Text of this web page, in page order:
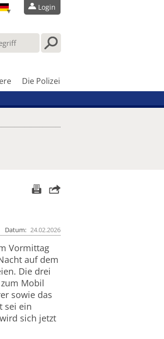
Login
Die Polizei
Datum 24.02.2026
Vormittag
auf dem
Die drei
Mobil
sowie das
sei ein
sich jetzt